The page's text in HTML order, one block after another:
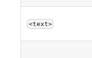
<text>